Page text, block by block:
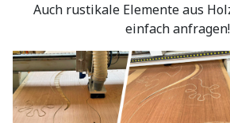
Auch rustikale Elemente aus
einfach anfragen!